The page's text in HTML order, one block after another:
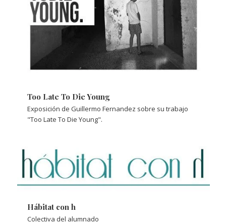
Too Late To Die Young
Exposición de Guillermo Fernandez sobre su trabajo
"Too Late To Die Young".
Hábitat con h
Colectiva del alumnado